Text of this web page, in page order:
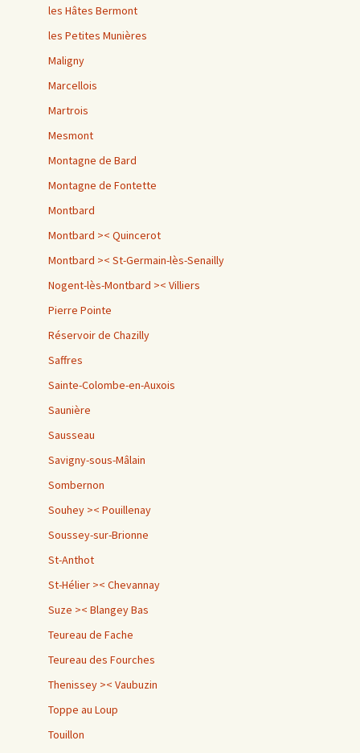
les Hâtes Bermont
les Petites Munières
Maligny
Marcellois
Martrois
Mesmont
Montagne de Bard
Montagne de Fontette
Montbard
Montbard >< Quincerot
Montbard >< St-Germain-lès-Senailly
Nogent-lès-Montbard >< Villiers
Pierre Pointe
Réservoir de Chazilly
Saffres
Sainte-Colombe-en-Auxois
Saunière
Sausseau
Savigny-sous-Mâlain
Sombernon
Souhey >< Pouillenay
Soussey-sur-Brionne
St-Anthot
St-Hélier >< Chevannay
Suze >< Blangey Bas
Teureau de Fache
Teureau des Fourches
Thenissey >< Vaubuzin
Toppe au Loup
Touillon